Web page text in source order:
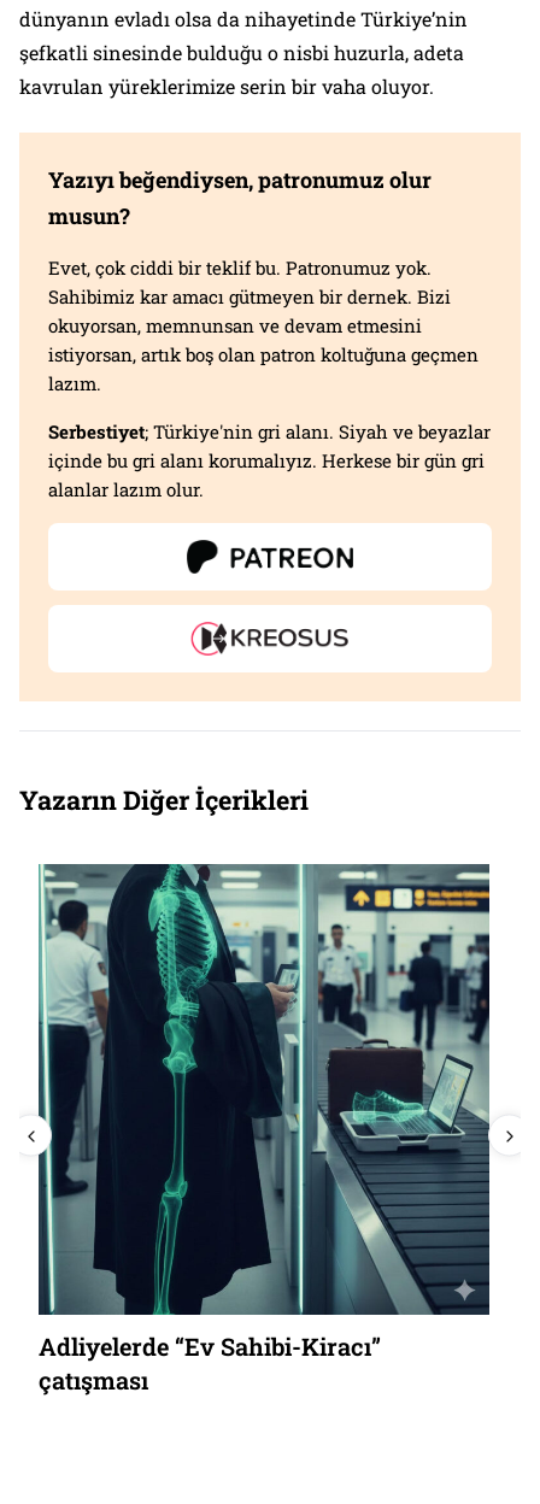
dünyanın evladı olsa da nihayetinde Türkiye’nin
şefkatli sinesinde bulduğu o nisbi huzurla, adeta
kavrulan yüreklerimize serin bir vaha oluyor.
Yazıyı beğendiysen, patronumuz olur
musun?
Evet, çok ciddi bir teklif bu. Patronumuz yok.
Sahibimiz kar amacı gütmeyen bir dernek. Bizi
okuyorsan, memnunsan ve devam etmesini
istiyorsan, artık boş olan patron koltuğuna geçmen
lazım.
Serbestiyet; Türkiye'nin gri alanı. Siyah ve beyazlar
içinde bu gri alanı korumalıyız. Herkese bir gün gri
alanlar lazım olur.
Yazarın Diğer İçerikleri
Adliyelerde “Ev Sahibi-Kiracı”
çatışması